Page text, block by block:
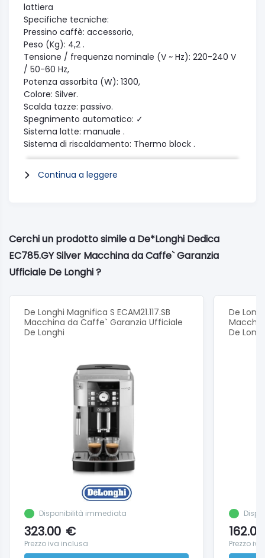
lattiera
Specifiche tecniche:
Pressino caffè: accessorio,
Peso (Kg): 4,2 .
Tensione / frequenza nominale (V ~ Hz): 220-240 V
/ 50-60 Hz,
Potenza assorbita (W): 1300,
Colore: Silver.
Scalda tazze: passivo.
Spegnimento automatico: ✓
Sistema latte: manuale .
Sistema di riscaldamento: Thermo block .
Filtri da 1 e 2 tazze: ✓
Dimensioni esterne ( lx p x h) (mm): 149x330x303
Altezza massima tazza (cm): 12
Indicatore del livello dell'acqua: sì
Capacità serbatoio acqua (l): 1,1
Materiale del corpo: acciaio inossidabile.
Numero di filtri: 3.
Continua a leggere
Cerchi un prodotto simile a De*Longhi Dedica
EC785.GY Silver Macchina da Caffe` Garanzia
Ufficiale De Longhi ?
De Longhi Magnifica S ECAM21.117.SB
Macchina da Caffe` Garanzia Ufficiale
De Longhi
Disponibilità immediata
323.00 €
Prezzo iva inclusa
De
De
162.00
Prezzo